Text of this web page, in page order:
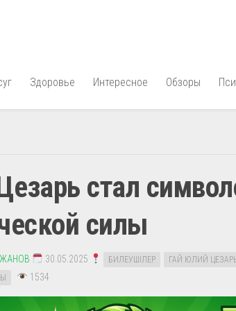
Здоровье Интересное Обзоры
стал
силы
30.05.2025 БИЛЕУШІЛЕР ГАЙ ЮЛИЙ
1534